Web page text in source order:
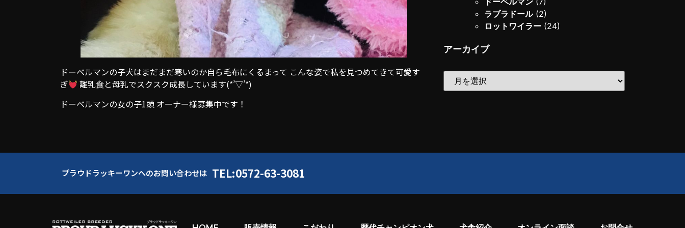
ドーベルマンの子犬はまだまだ寒いのか自ら毛布にくるまって こんな姿で私を見つめてきて可愛す
ぎ
離乳食と母乳でスクスク成長しています(*’▽’*)
ドーベルマンの女の子1頭 オーナー様募集中です！
ラブラドール(2)
ロットワイラー (24)
アーカイブ
プラウドラッキーワンへのお問い合わせは TEL:0572-63-3081